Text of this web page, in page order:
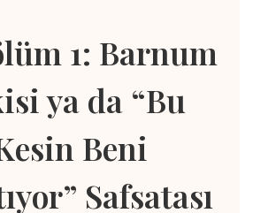
1: Barnum
ya da “Bu
Beni
Safsatası